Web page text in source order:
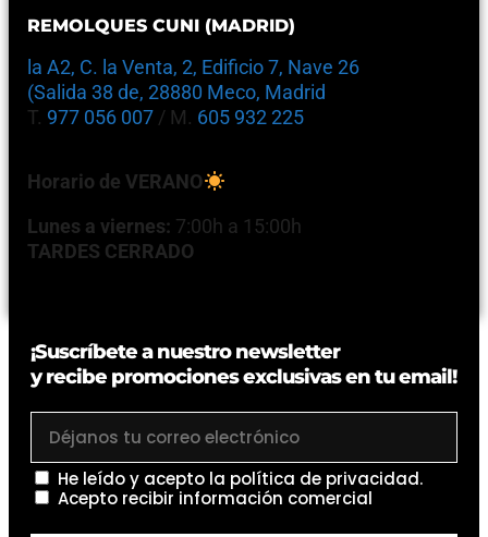
REMOLQUES CUNI (MADRID)
la A2, C. la Venta, 2, Edificio 7, Nave 26
(Salida 38 de, 28880 Meco, Madrid
T. 977 056 007 / M. 605 932 225
Horario de VERANO
Lunes a viernes: 7:00h a 15:00h
TARDES CERRADO
¡Suscríbete a nuestro newsletter
y recibe promociones exclusivas en tu email!
He leído y acepto la política de privacidad.
Acepto recibir información comercial